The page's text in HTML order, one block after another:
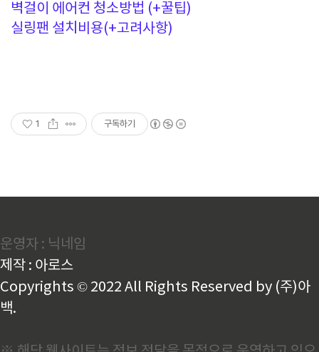
벽걸이 에어컨 청소방법 (+꿀팁)
실링팬 설치비용(+고려사항)
1 구독하기
운영자 : 닉네임
제작 : 아로스
Copyrights © 2022 All Rights Reserved by (주)아
백.